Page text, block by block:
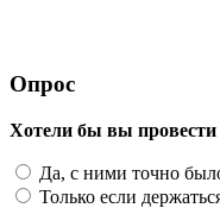
Опрос
Хотели бы вы провести
Да, с ними точно
Только если